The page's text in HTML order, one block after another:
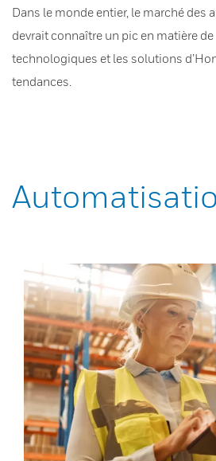
Dans le monde entier, le marché des
devrait connaître un pic en matière
technologiques et les solutions
tendances.